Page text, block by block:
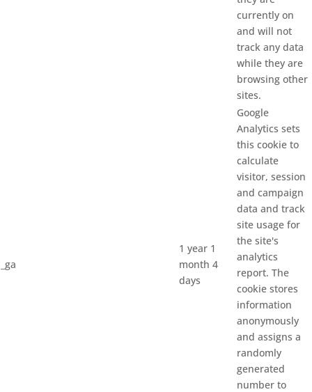
currently on
and will not
track any data
while they are
browsing other
sites.
_ga
1 year 1
month 4
days
Google
Analytics sets
this cookie to
calculate
visitor, session
and campaign
data and track
site usage for
the site's
analytics
report. The
cookie stores
information
anonymously
and assigns a
randomly
generated
number to